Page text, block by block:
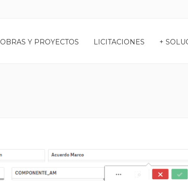
OBRAS Y PROYECTOS LICITACIONES +